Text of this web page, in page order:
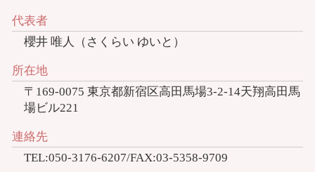
代表者
櫻井 唯人（さくらい ゆいと）
所在地
〒169-0075 東京都新宿区高田馬場3-2-14天翔高田馬
場ビル221
連絡先
TEL:050-3176-6207/FAX:03-5358-9709